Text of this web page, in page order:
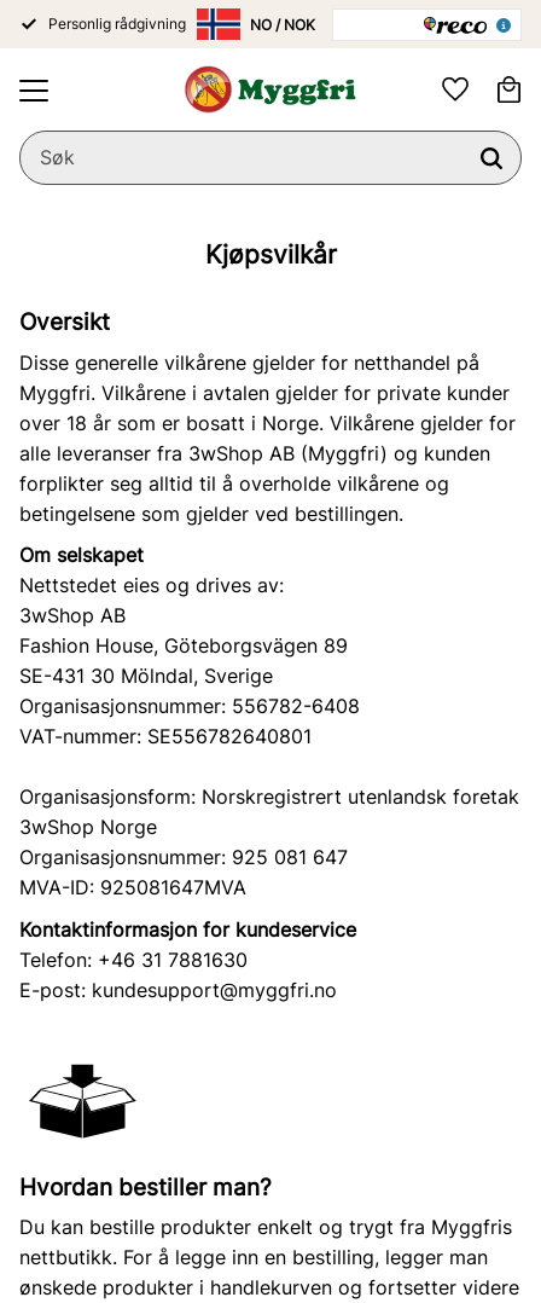
Personlig rådgivning
Favoritter
Kjøpsvilkår
Oversikt
Disse generelle vilkårene gjelder for netthandel på
Myggfri. Vilkårene i avtalen gjelder for private kunder
over 18 år som er bosatt i Norge. Vilkårene gjelder for
alle leveranser fra 3wShop AB (Myggfri) og kunden
forplikter seg alltid til å overholde vilkårene og
betingelsene som gjelder ved bestillingen.
Om selskapet
Nettstedet eies og drives av:
3wShop AB
Fashion House, Göteborgsvägen 89
SE-431 30 Mölndal, Sverige
Organisasjonsnummer: 556782-6408
VAT-nummer: SE556782640801
Organisasjonsform: Norskregistrert utenlandsk foretak
3wShop Norge
Organisasjonsnummer: 925 081 647
MVA-ID: 925081647MVA
Kontaktinformasjon for kundeservice
Telefon: +46 31 7881630
E-post: kundesupport@myggfri.no
Hvordan bestiller man?
Du kan bestille produkter enkelt og trygt fra Myggfris
nettbutikk. For å legge inn en bestilling, legger man
ønskede produkter i handlekurven og fortsetter videre